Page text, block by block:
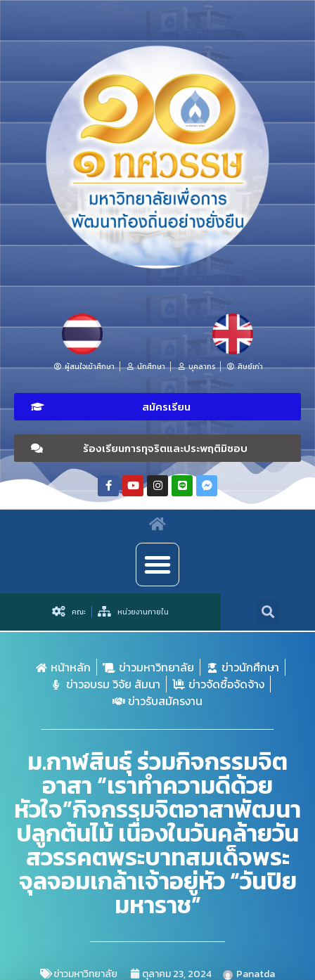
ผู้สนใจเข้าศึกษา นักศึกษา บุคลากร ศิษย์เก่า
สมัครเรียน
ร้องเรียนการทุจริตและประพฤติมิชอบ
คณะ หน่วยงานภายใน
หน้าหลัก ข่าวมหาวิทยาลัย
ข่าวนักศึกษา
ข่าวอบรม วิจัย สัมนา
ข่าวจัดซื้อจัดจ้าง
ข่าวรับสมัครงาน
ม.กาฬสินธุ์ ร่วมกิจกรรมจิต
อาสา “เราทำความดีด้วย
หัวใจ”กิจกรรมจิตอาสาพัฒนา
ปลูกต้นไม้ เนื่องในวันคล้ายวัน
สวรรคตพระบาทสมเด็จพระ
จุลจอมเกล้าเจ้าอยู่หัว “วันปิย
มหาราช”
ข่าวมหาวิทยาลัย ตุลาคม 23, 2024 Panatda